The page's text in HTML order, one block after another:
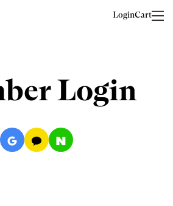
LoginCart
Login